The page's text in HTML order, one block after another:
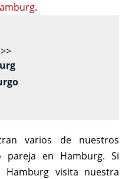
.
varios de nuestros
pareja en Hamburg. Si
Hamburg visita nuestra